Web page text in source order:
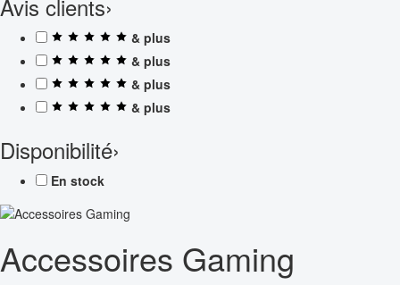
Avis clients›
& plus
& plus
& plus
& plus
Disponibilité›
En stock
Accessoires Gaming